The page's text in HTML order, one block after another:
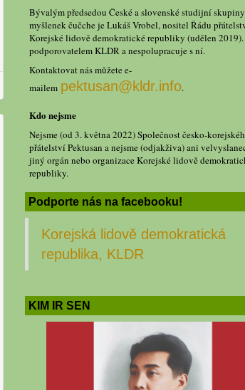
Bývalým předsedou České a slovenské studijní skupiny
myšlenek čučche je Lukáš Vrobel, nositel Řádu
Korejské lidově demokratické republiky (udělen
podporovatelem KLDR a nespolupracuje s ní.
Kontaktovat nás můžete e-
mailem pektusan@kldr.info.
Kdo nejsme
Nejsme (od 3. května 2022) Společnost česko-
přátelství Pektusan a nejsme (odjakživa) ani
jiný orgán nebo organizace Korejské lidově
republiky.
Podporte nás na facebooku!
Korejská lidově demokratická
republika, KLDR
KIM IR SEN